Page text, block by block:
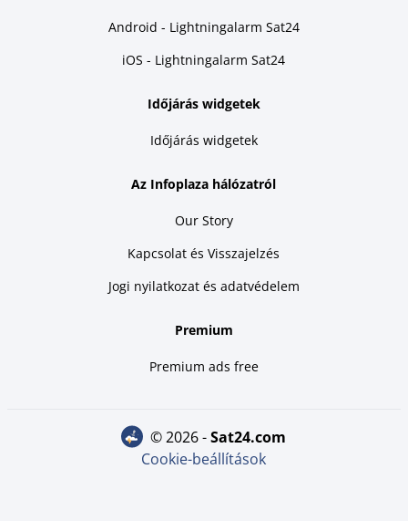
Android - Lightningalarm Sat24
iOS - Lightningalarm Sat24
Időjárás widgetek
Időjárás widgetek
Az Infoplaza hálózatról
Our Story
Kapcsolat és Visszajelzés
Jogi nyilatkozat és adatvédelem
Premium
Premium ads free
© 2026 - sat24.com
Cookie-beállítások